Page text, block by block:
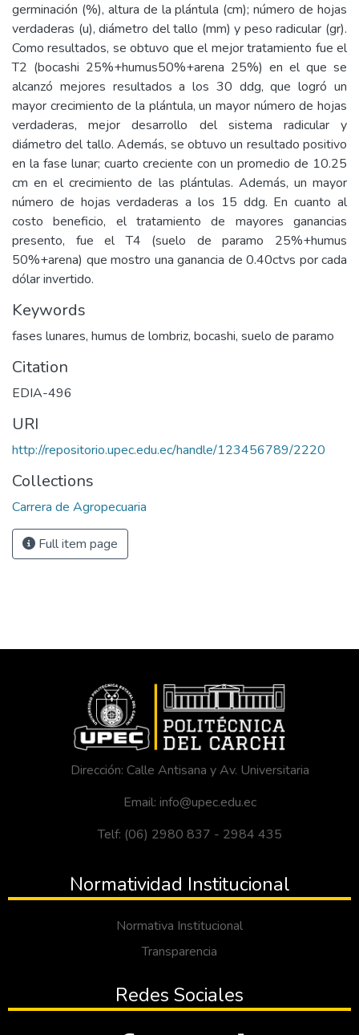
germinación (%), altura de la plántula (cm); número de hojas
verdaderas (u), diámetro del tallo (mm) y peso radicular (gr).
Como resultados, se obtuvo que el mejor tratamiento fue el
T2 (bocashi 25%+humus50%+arena 25%) en el que se
alcanzó mejores resultados a los 30 ddg, que logró un
mayor crecimiento de la plántula, un mayor número de hojas
verdaderas, mejor desarrollo del sistema radicular y
diámetro del tallo. Además, se obtuvo un resultado positivo
en la fase lunar; cuarto creciente con un promedio de 10.25
cm en el crecimiento de las plántulas. Además, un mayor
número de hojas verdaderas a los 15 ddg. En cuanto al
costo beneficio, el tratamiento de mayores ganancias
presento, fue el T4 (suelo de paramo 25%+humus
50%+arena) que mostro una ganancia de 0.40ctvs por cada
dólar invertido.
Keywords
fases lunares, humus de lombriz, bocashi, suelo de paramo
Citation
EDIA-496
URI
http://repositorio.upec.edu.ec/handle/123456789/2220
Collections
Carrera de Agropecuaria
Full item page
Dirección: Calle Antisana y Av. Universitaria
Email: info@upec.edu.ec
Telf: (06) 2980 837 - 2984 435
Normatividad Institucional
Normativa Institucional
Transparencia
Redes Sociales